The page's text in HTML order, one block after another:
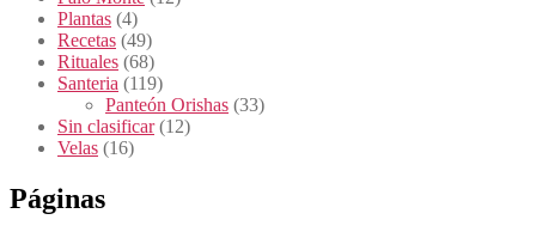
Plantas (4)
Recetas (49)
Rituales (68)
Santeria (119)
Panteón Orishas (33)
Sin clasificar(12)
Velas (16)
Páginas